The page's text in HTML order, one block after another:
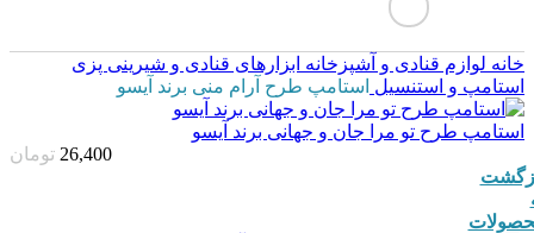
خانه لوازم قنادی و آشپزخانه ابزارهای قنادی و شیرینی پزی
استامپ و استنسیل استامپ طرح آرام منی برند آیسو
استامپ طرح تو مرا جان و جهانی برند آیسو
26,400 تومان